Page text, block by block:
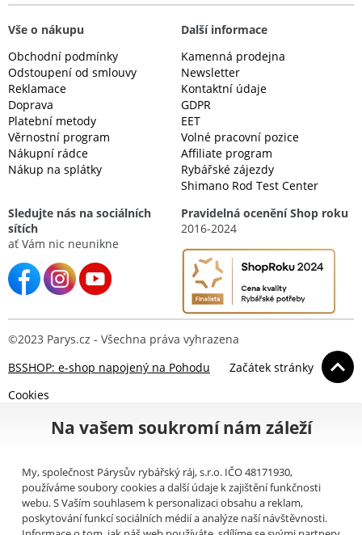
Vše o nákupu
Obchodní podmínky
Odstoupení od smlouvy
Reklamace
Doprava
Platební metody
Věrnostní program
Nákupní rádce
Nákup na splátky
Další informace
Kamenná prodejna
Newsletter
Kontaktní údaje
GDPR
EET
Volné pracovní pozice
Affiliate program
Rybářské zájezdy
Shimano Rod Test Center
Sledujte nás na sociálních
sítích
ať Vám nic neunikne
Pravidelná ocenění Shop roku
2016-2024
©2023 Parys.cz - Všechna práva vyhrazena
BSSHOP: e-shop napojený na Pohodu
Začátek stránky
Cookies
Na vašem soukromí nám záleží
My, společnost Párysův rybářský ráj, s.r.o. IČO 48171930,
používáme soubory cookies a další údaje k zajištění funkčnosti
webu. S Vaším souhlasem k personalizaci obsahu a reklam,
poskytování funkcí sociálních médií a analýze naší návštěvnosti.